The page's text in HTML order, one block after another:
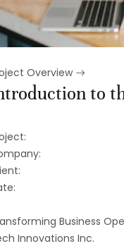
Overview
to
Business
Innovations Inc.